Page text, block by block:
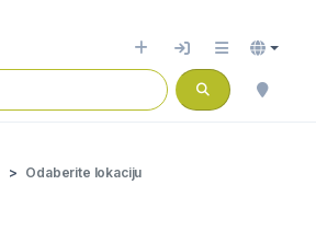
Odaberite lokaciju